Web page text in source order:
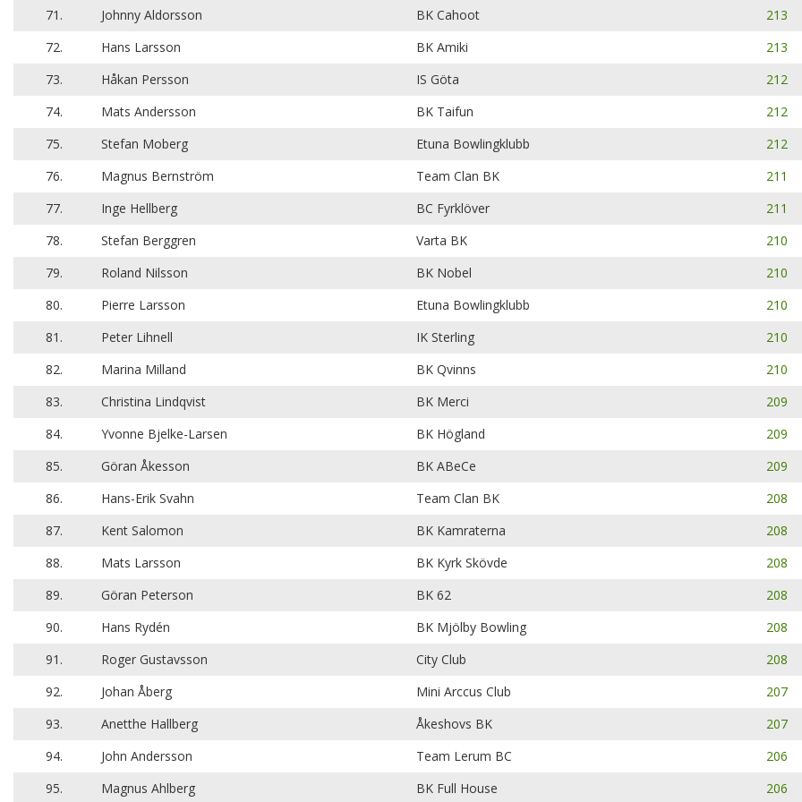
71. Johnny Aldorsson BK Cahoot
213
72.
Hans Larsson BK Amiki
213
73.
Håkan Persson IS Göta
212
74.
Mats Andersson BK Taifun
212
75.
Stefan Moberg Etuna Bowlingklubb
212
76.
Magnus Bernström Team Clan BK
211
77.
Inge Hellberg BC Fyrklöver
211
78.
Stefan Berggren Varta BK
210
79.
Roland Nilsson BK Nobel
210
80.
Pierre Larsson Etuna Bowlingklubb
210
81.
Peter Lihnell IK Sterling
210
82.
Marina Milland BK Qvinns
210
83.
Christina Lindqvist BK Merci
209
84.
Yvonne Bjelke-Larsen BK Högland
209
85.
Göran Åkesson BK ABeCe
209
86.
Hans-Erik Svahn Team Clan BK
208
87.
Kent Salomon BK Kamraterna
208
88.
Mats Larsson BK Kyrk Skövde
208
89.
Göran Peterson BK 62
208
90.
Hans Rydén BK Mjölby Bowling
208
91.
Roger Gustavsson City Club
208
92.
Johan Åberg Mini Arccus Club
207
93.
Anetthe Hallberg Åkeshovs BK
207
94.
John Andersson Team Lerum BC
206
95.
Magnus Ahlberg BK Full House 206